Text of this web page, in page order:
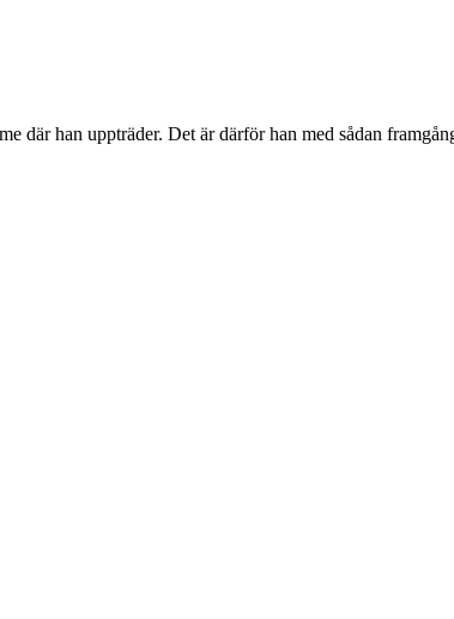
där han uppträder. Det är därför han med sådan